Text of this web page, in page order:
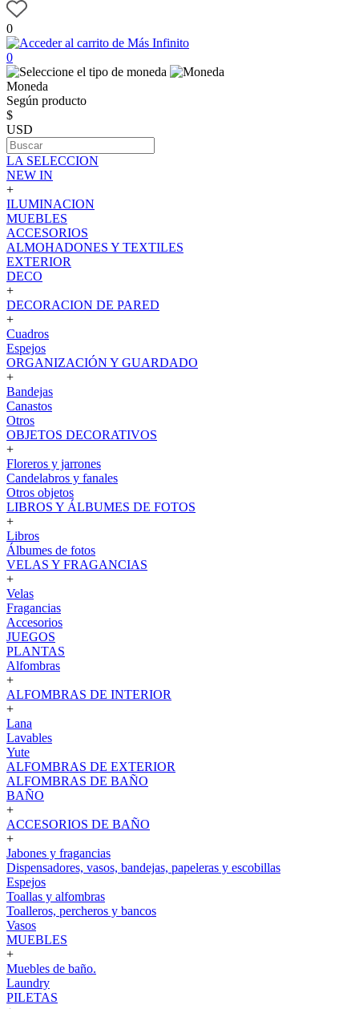
0
0
Moneda
Según producto
$
USD
LA SELECCION
NEW IN
+
ILUMINACION
MUEBLES
ACCESORIOS
ALMOHADONES Y TEXTILES
EXTERIOR
DECO
+
DECORACION DE PARED
+
Cuadros
Espejos
ORGANIZACIÓN Y GUARDADO
+
Bandejas
Canastos
Otros
OBJETOS DECORATIVOS
+
Floreros y jarrones
Candelabros y fanales
Otros objetos
LIBROS Y ÁLBUMES DE FOTOS
+
Libros
Álbumes de fotos
VELAS Y FRAGANCIAS
+
Velas
Fragancias
Accesorios
JUEGOS
PLANTAS
Alfombras
+
ALFOMBRAS DE INTERIOR
+
Lana
Lavables
Yute
ALFOMBRAS DE EXTERIOR
ALFOMBRAS DE BAÑO
BAÑO
+
ACCESORIOS DE BAÑO
+
Jabones y fragancias
Dispensadores, vasos, bandejas, papeleras y escobillas
Espejos
Toallas y alfombras
Toalleros, percheros y bancos
Vasos
MUEBLES
+
Muebles de baño.
Laundry
PILETAS